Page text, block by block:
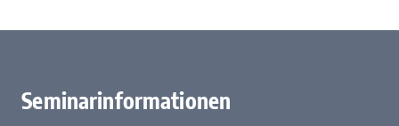
Seminarinformationen